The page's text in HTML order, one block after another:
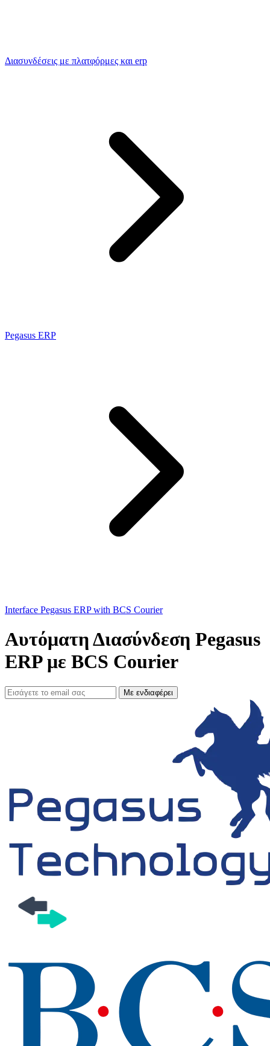
Διασυνδέσεις με πλατφόρμες και erp
Pegasus ERP
Interface Pegasus ERP with BCS Courier
Αυτόματη Διασύνδεση Pegasus
ERP με BCS Courier
Με ενδιαφέρει